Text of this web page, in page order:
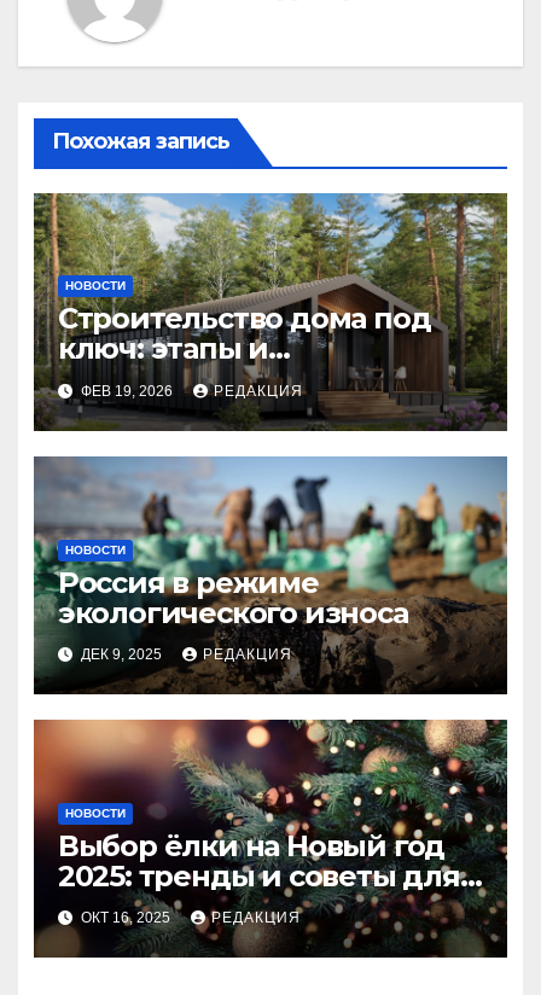
Похожая запись
НОВОСТИ
Строительство дома под
ключ: этапы и
планирование бюджета
ФЕВ 19, 2026 РЕДАКЦИЯ
НОВОСТИ
Россия в режиме
экологического износа
ДЕК 9, 2025 РЕДАКЦИЯ
НОВОСТИ
Выбор ёлки на Новый год
2025: тренды и советы для
идеального праздника
ОКТ 16, 2025 РЕДАКЦИЯ